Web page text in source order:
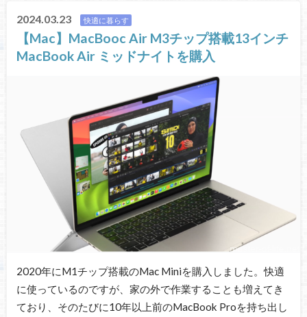
2024.03.23 快適に暮らす
【Mac】MacBooc Air M3チップ搭載13インチ
MacBook Air ミッドナイトを購入
2020年にM1チップ搭載のMac Miniを購入しました。快適
に使っているのですが、家の外で作業することも増えてき
ており、そのたびに10年以上前のMacBook Proを持ち出し